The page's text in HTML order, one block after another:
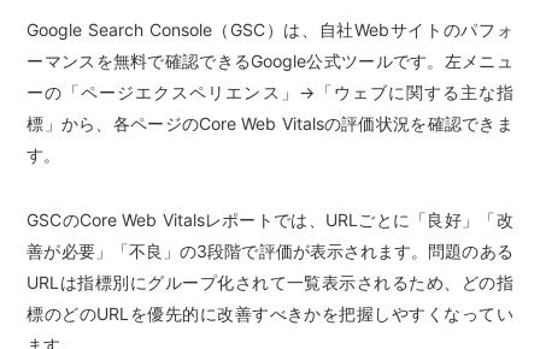
Google Search Console（GSC）は、自社Webサイトのパフォ
ーマンスを無料で確認できるGoogle公式ツールです。左メニュ
ーの「ページエクスペリエンス」→「ウェブに関する主な指
標」から、各ページのCore Web Vitalsの評価状況を確認できま
す。
GSCのCore Web Vitalsレポートでは、URLごとに「良好」「改
善が必要」「不良」の3段階で評価が表示されます。問題のある
URLは指標別にグループ化されて一覧表示されるため、どの指
標のどのURLを優先的に改善すべきかを把握しやすくなってい